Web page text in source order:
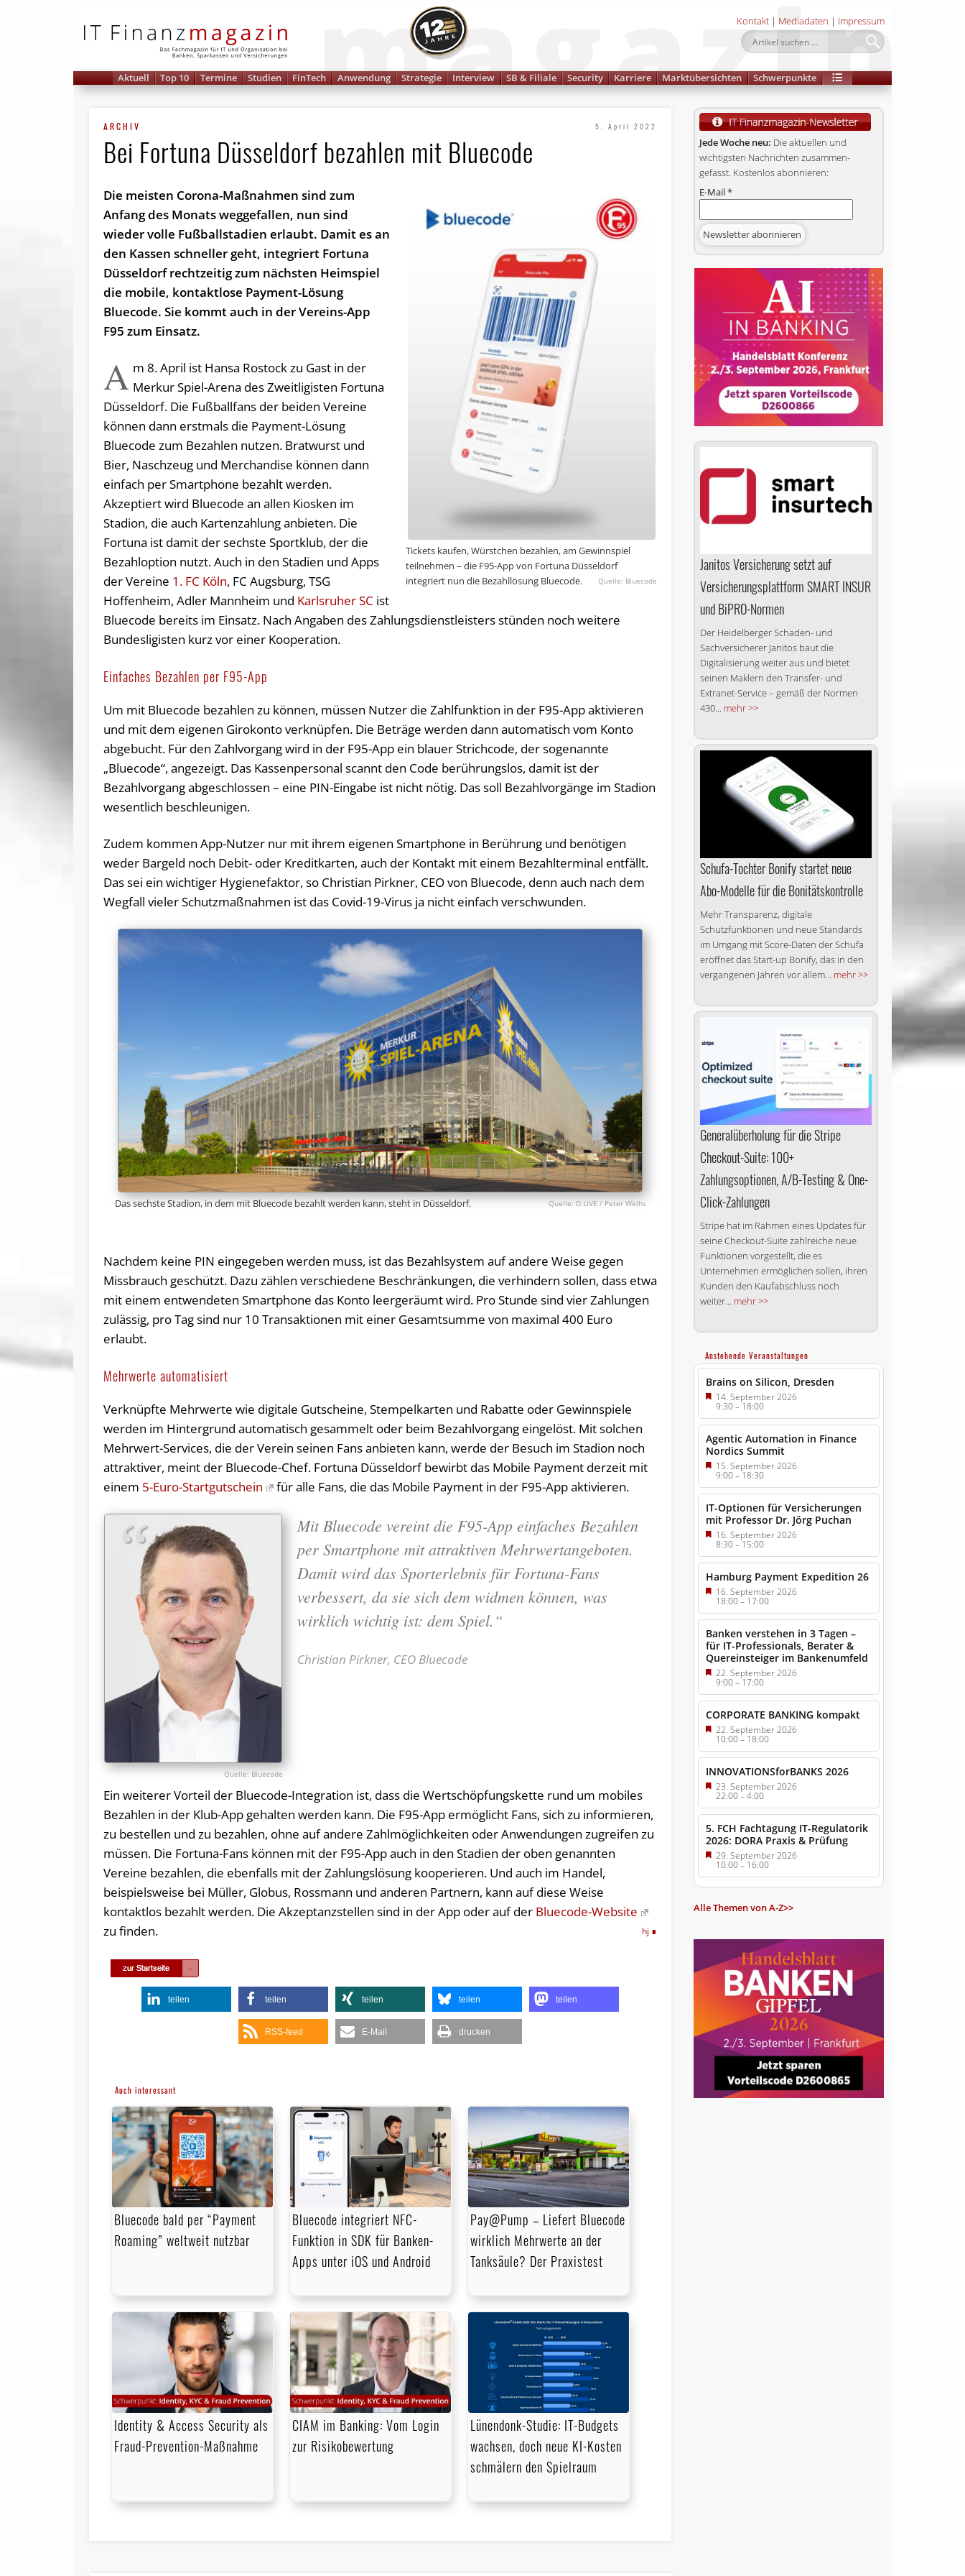
Kontakt | Mediadaten | Impressum
Aktuell Top 10 Termine Studien FinTech Anwendung Strategie Interview SB & Filiale Security Karriere Marktübersichten Schwerpunkte
ARCHIV 5. April 2022
Bei Fortuna Düsseldorf bezahlen mit Bluecode
Tickets kaufen, Würstchen bezahlen, am Gewinnspiel
teilnehmen – die F95-App von Fortuna Düsseldorf
integriert nun die Bezahllösung Bluecode.
Bluecode
Die meisten Corona-Maßnahmen sind zum
Anfang des Monats weggefallen, nun sind
wieder volle Fußballstadien erlaubt. Damit es an
den Kassen schneller geht, integriert Fortuna
Düsseldorf rechtzeitig zum nächsten Heimspiel
die mobile, kontaktlose Payment-Lösung
Bluecode. Sie kommt auch in der Vereins-App
F95 zum Einsatz.
A m 8. April ist Hansa Rostock zu Gast in der
Merkur Spiel-Arena des Zweitligisten Fortuna
Düsseldorf. Die Fußballfans der beiden Vereine
können dann erstmals die Payment-Lösung
Bluecode zum Bezahlen nutzen. Bratwurst und
Bier, Naschzeug und Merchandise können dann
einfach per Smartphone bezahlt werden.
Akzeptiert wird Bluecode an allen Kiosken im
Stadion, die auch Kartenzahlung anbieten. Die
Fortuna ist damit der sechste Sportklub, der die
Bezahloption nutzt. Auch in den Stadien und Apps
der Vereine 1. FC Köln, FC Augsburg, TSG
Hoffenheim, Adler Mannheim und Karlsruher SC ist
Bluecode bereits im Einsatz. Nach Angaben des Zahlungsdienstleisters stünden noch weitere
Bundesligisten kurz vor einer Kooperation.
Einfaches Bezahlen per F95-App
Um mit Bluecode bezahlen zu können, müssen Nutzer die Zahlfunktion in der F95-App aktivieren
und mit dem eigenen Girokonto verknüpfen. Die Beträge werden dann automatisch vom Konto
abgebucht. Für den Zahlvorgang wird in der F95-App ein blauer Strichcode, der sogenannte
„Bluecode“, angezeigt. Das Kassenpersonal scannt den Code berührungslos, damit ist der
Bezahlvorgang abgeschlossen – eine PIN-Eingabe ist nicht nötig. Das soll Bezahlvorgänge im Stadion
wesentlich beschleunigen.
Zudem kommen App-Nutzer nur mit ihrem eigenen Smartphone in Berührung und benötigen
weder Bargeld noch Debit- oder Kreditkarten, auch der Kontakt mit einem Bezahlterminal entfällt.
Das sei ein wichtiger Hygienefaktor, so Christian Pirkner, CEO von Bluecode, denn auch nach dem
Wegfall vieler Schutzmaßnahmen ist das Covid-19-Virus ja nicht einfach verschwunden.
Das sechste Stadion, in dem mit Bluecode bezahlt werden kann, steht in Düsseldorf. D.LIVE / Peter Weihs
Nachdem keine PIN eingegeben werden muss, ist das Bezahlsystem auf andere Weise gegen
Missbrauch geschützt. Dazu zählen verschiedene Beschränkungen, die verhindern sollen, dass etwa
mit einem entwendeten Smartphone das Konto leergeräumt wird. Pro Stunde sind vier Zahlungen
zulässig, pro Tag sind nur 10 Transaktionen mit einer Gesamtsumme von maximal 400 Euro
erlaubt.
Mehrwerte automatisiert
Verknüpfte Mehrwerte wie digitale Gutscheine, Stempelkarten und Rabatte oder Gewinnspiele
werden im Hintergrund automatisch gesammelt oder beim Bezahlvorgang eingelöst. Mit solchen
Mehrwert-Services, die der Verein seinen Fans anbieten kann, werde der Besuch im Stadion noch
attraktiver, meint der Bluecode-Chef. Fortuna Düsseldorf bewirbt das Mobile Payment derzeit mit
einem 5-Euro-Startgutschein für alle Fans, die das Mobile Payment in der F95-App aktivieren.
Bluecode
Mit Bluecode vereint die F95-App einfaches Bezahlen
per Smartphone mit attraktiven Mehrwertangeboten.
Damit wird das Sporterlebnis für Fortuna-Fans
verbessert, da sie sich dem widmen können, was
wirklich wichtig ist: dem Spiel.“
Christian Pirkner, CEO Bluecode
Ein weiterer Vorteil der Bluecode-Integration ist, dass die Wertschöpfungskette rund um mobiles
Bezahlen in der Klub-App gehalten werden kann. Die F95-App ermöglicht Fans, sich zu informieren,
zu bestellen und zu bezahlen, ohne auf andere Zahlmöglichkeiten oder Anwendungen zugreifen zu
müssen. Die Fortuna-Fans können mit der F95-App auch in den Stadien der oben genannten
Vereine bezahlen, die ebenfalls mit der Zahlungslösung kooperieren. Und auch im Handel,
beispielsweise bei Müller, Globus, Rossmann und anderen Partnern, kann auf diese Weise
kontaktlos bezahlt werden. Die Akzeptanzstellen sind in der App oder auf der Bluecode-Website
zu finden.
hj
teilen teilen teilen teilen teilen
RSS-feed E-Mail drucken
Auch interessant
Bluecode bald per “Payment
Roaming” weltweit nutzbar
Bluecode integriert NFC-
Funktion in SDK für Banken-
Apps unter iOS und Android
Pay@Pump – Liefert Bluecode
wirklich Mehrwerte an der
Tanksäule? Der Praxistest
Identity & Access Security als
Fraud-Prevention-Maßnahme
CIAM im Banking: Vom Login
zur Risikobewertung
Lünendonk-Studie: IT-Budgets
wachsen, doch neue KI-Kosten
schmälern den Spielraum
Jede Woche neu: Die aktuellen und
wichtigsten Nachrichten zusammen­
gefasst. Kostenlos abonnieren:
E-Mail*
Janitos Versicherung setzt auf
Versicherungsplattform SMART INSUR
und BiPRO-Normen
Der Heidelberger Schaden- und
Sachversicherer Janitos baut die
Digitalisierung weiter aus und bietet
seinen Maklern den Transfer- und
Extranet-Service – gemäß der Normen
430... mehr >>
Schufa-Tochter Bonify startet neue
Abo-Modelle für die Bonitätskontrolle
Mehr Transparenz, digitale
Schutzfunktionen und neue Standards
im Umgang mit Score-Daten der Schufa
eröffnet das Start-up Bonify, das in den
vergangenen Jahren vor allem... mehr >>
Generalüberholung für die Stripe
Checkout-Suite: 100+
Zahlungsoptionen, A/B-Testing & One-
Click-Zahlungen
Stripe hat im Rahmen eines Updates für
seine Checkout-Suite zahlreiche neue
Funktionen vorgestellt, die es
Unternehmen ermöglichen sollen, ihren
Kunden den Kaufabschluss noch
weiter... mehr >>
Anstehende Veranstaltungen
Brains on Silicon, Dresden
14. September 2026
9:30–18:00
Agentic Automation in Finance
Nordics Summit
15. September 2026
9:00–18:30
IT-Optionen für Versicherungen
mit Professor Dr. Jörg Puchan
16. September 2026
8:30–15:00
Hamburg Payment Expedition 26
16. September 2026
18:00– 17:00
Banken verstehen in 3 Tagen –
für IT-Professionals, Berater &
Quereinsteiger im Bankenumfeld
22. September 2026
9:00–17:00
CORPORATE BANKING kompakt
22. September 2026
10:00– 18:00
INNOVATIONSforBANKS 2026
23. September 2026
22:00–4:00
5. FCH Fachtagung IT-Regulatorik
2026: DORA Praxis & Prüfung
29. September 2026
10:00– 16:00
Alle Themen von A-Z>>